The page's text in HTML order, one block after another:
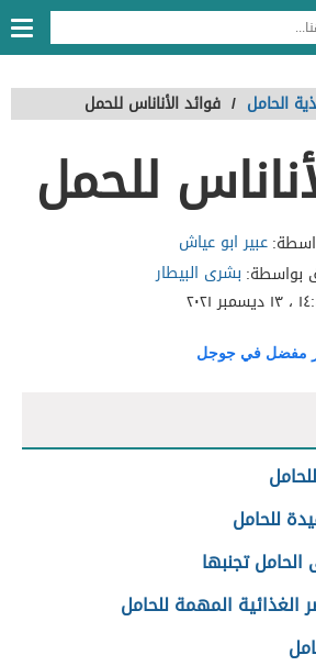
الحامل / فوائد الأناناس للحمل
للحمل
عبير ابو عياش
بواسطة: بشرى البيطار
٢٠٢١
مفضل في جوجل
للحامل
تجنبها
الغذائية المهمة للحامل